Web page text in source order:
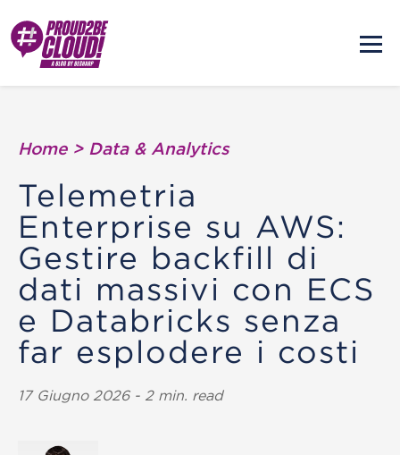
Home > Data & Analytics
Telemetria
Enterprise su AWS:
Gestire backfill di
dati massivi con ECS
e Databricks senza
far esplodere i costi
17 Giugno 2026 - 2 min. read